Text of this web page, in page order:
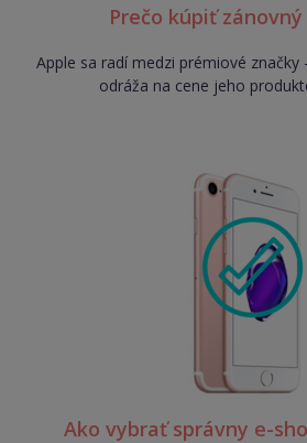
Prečo kúpiť zánovný
Apple sa radí medzi prémiové
odráža na cene jeho
Ako vybrať správny e-